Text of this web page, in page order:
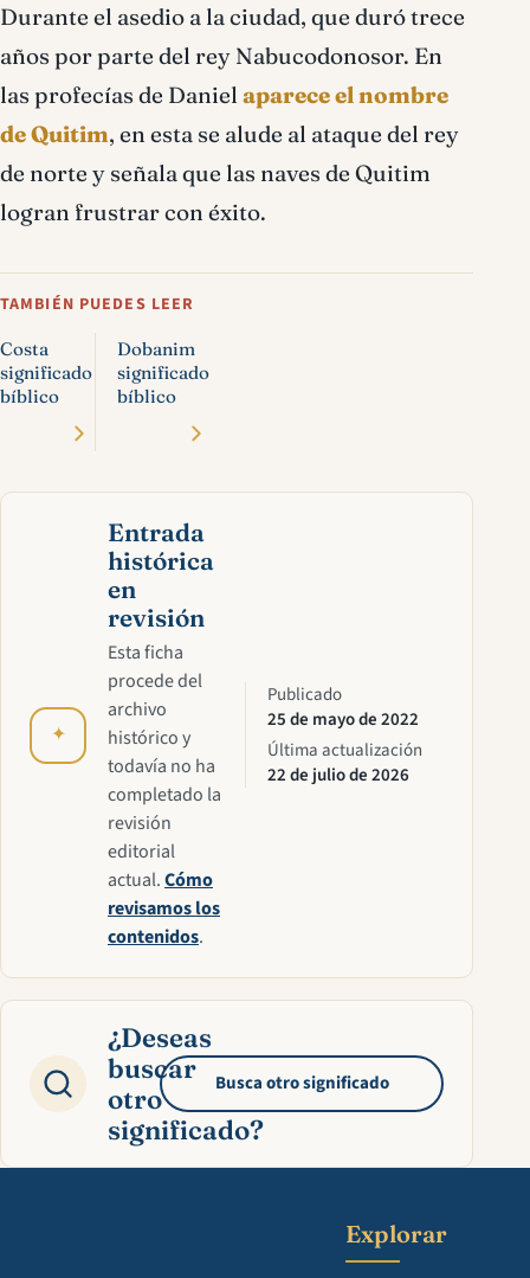
Durante el asedio a la ciudad, que duró trece
años por parte del rey Nabucodonosor. En
las profecías de Daniel aparece el nombre
de Quitim, en esta se alude al ataque del rey
de norte y señala que las naves de Quitim
logran frustrar con éxito.
TAMBIÉN PUEDES LEER
Costa
significado
bíblico
Dobanim
significado
bíblico
✦
Entrada
histórica
en
revisión
Esta ficha
procede del
archivo
histórico y
todavía no ha
completado la
revisión
editorial
actual.Cómo
revisamos los
contenidos.
Publicado
25 de mayo de 2022
Última actualización
22 de julio de 2026
¿Deseas
buscar
otro
significado?
Busca otro significado
Explorar